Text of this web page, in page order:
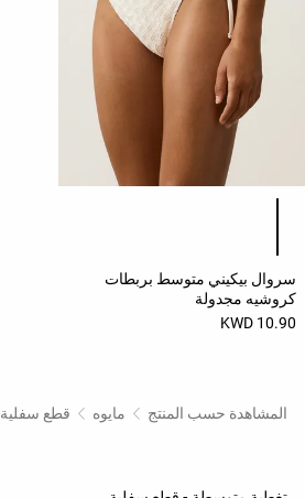
سروال بيكيني متوسط بربطات
كروشيه مجدولة
10.90 KWD
المشاهدة حسب المنتج مايوه قطع سفلية